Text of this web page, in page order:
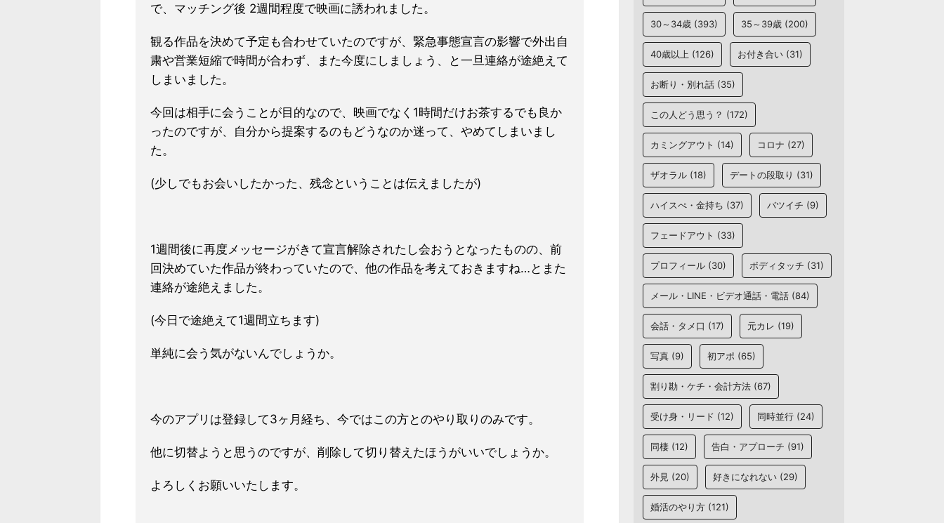
で、マッチング後 2週間程度で映画に誘われました。
観る作品を決めて予定も合わせていたのですが、緊急事態宣言の影響で外出自
粛や営業短縮で時間が合わず、また今度にしましょう、と一旦連絡が途絶えて
しまいました。
今回は相手に会うことが目的なので、映画でなく1時間だけお茶するでも良か
ったのですが、自分から提案するのもどうなのか迷って、やめてしまいまし
た。
(少しでもお会いしたかった、残念ということは伝えましたが)
1週間後に再度メッセージがきて宣言解除されたし会おうとなった ものの、前
回決めていた作品が終わっていたので、他の作品を考えておきま すね…とまた
連絡が途絶えました。
(今日で途絶えて1週間立ちます)
単純に会う気がないんでしょうか。
今のアプリは登録して3ヶ月経ち、今ではこの方とのやり取りのみです。
他に切替ようと思うのですが、削除して切り替えたほうがいいでし ょうか。
よろしくお願いいたします。
30～34歳 (393) 35～39歳 (200)
40歳以上 (126) お付き合い (31)
お断り・別れ話 (35)
この人どう思う？ (172)
カミングアウト (14) コロナ (27)
ザオラル (18) デートの段取り (31)
ハイスぺ・金持ち (37) バツイチ (9)
フェードアウト (33)
プロフィール (30) ボディタッチ (31)
メール・LINE・ビデオ通話・電話 (84)
会話・タメ口 (17) 元カレ (19)
写真 (9) 初アポ (65)
割り勘・ケチ・会計方法 (67)
受け身・リード (12) 同時並行 (24)
同棲 (12) 告白・アプローチ (91)
外見 (20) 好きになれない (29)
婚活のやり方 (121)